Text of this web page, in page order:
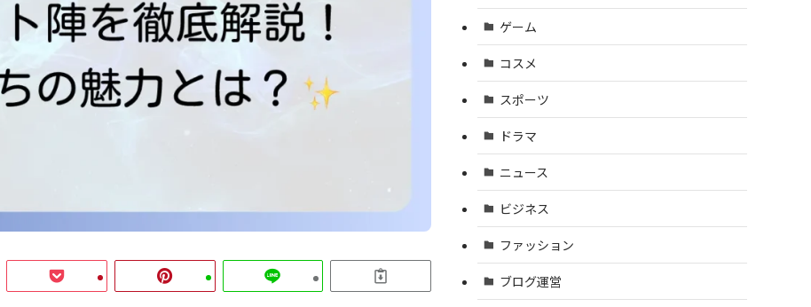
ゲーム
コスメ
スポーツ
ドラマ
ニュース
ビジネス
ファッション
ブログ運営